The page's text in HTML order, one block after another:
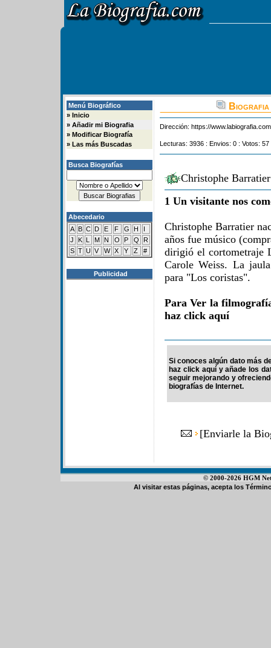
Menú Biográfico
» Inicio
» Añadir mi Biografia
» Modificar Biografía
» Las más Buscadas
Busca Biografías
Abecedario
A B C D E F G H
I
J
K L M N O P Q
R
S T U V W X Y Z #
Publicidad
Dirección: https://
Lecturas: 3936 : Envios: 0 : Votos:
Christophe
1 Un visitante nos
Christophe Barratier
años fue músico
dirigió el cortometraje
Carole Weiss. La
para "Los coristas".
Para Ver la
haz click aquí
Si conoces algún dato más
haz click aquí y añade los
seguir mejorando y
biografías de Internet.
[Enviarle la
© 2000-2026 HGM
Al visitar estas páginas, acepta los